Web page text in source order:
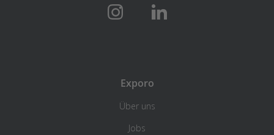
Exporo
Über uns
Jobs